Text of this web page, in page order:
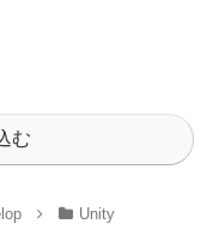
む
Unity